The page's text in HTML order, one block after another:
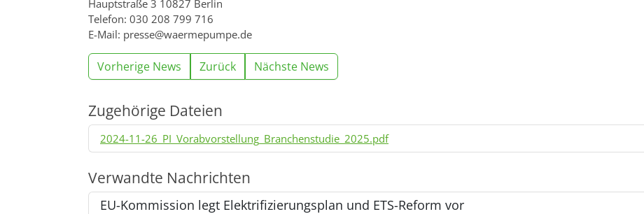
Hauptstraße 3 10827 Berlin
Telefon: 030 208 799 716
E-Mail: presse@waermepumpe.de
Vorherige News Zurück Nächste News
Zugehörige Dateien
2024-11-26_PI_Vorabvorstellung_Branchenstudie_2025.pdf
Verwandte Nachrichten
EU-Kommission legt Elektrifizierungsplan und ETS-Reform vor